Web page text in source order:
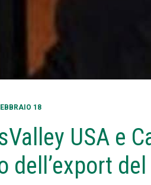
18
USA e
dell’export